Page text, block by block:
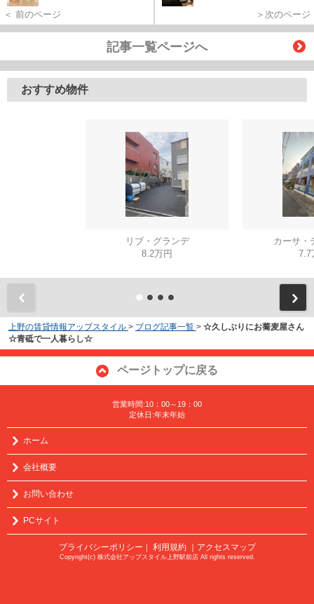
＜ 前のページ ＞次のページ
記事一覧ページへ
おすすめ物件
リブ・グランデ
8.2万円
カーサ・
7.7
上野の賃貸情報アップスタイル > ブログ記事一覧 > ☆久しぶりにお蕎麦屋さん
☆青砥で一人暮らし☆
ページトップに戻る
営業時間:10：00～19：00
定休日:年末年始
ホーム
会社概要
お問い合わせ
PCサイト
プライバシーポリシー ｜ 利用規約 ｜アクセスマップ
Copyright(c) 株式会社アップスタイル上野駅前店 All rights reserved.